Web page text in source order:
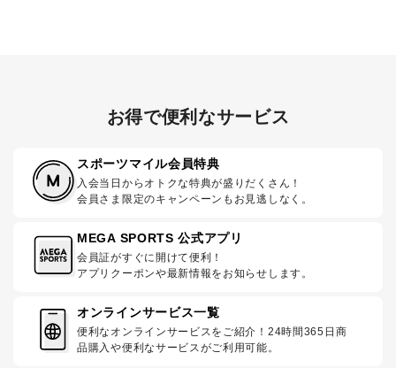
お得で便利なサービス
スポーツマイル会員特典
入会当日からオトクな特典が盛りだくさん！
会員さま限定のキャンペーンもお見逃しなく。
MEGA SPORTS 公式アプリ
会員証がすぐに開けて便利！
アプリクーポンや最新情報をお知らせします。
オンラインサービス一覧
便利なオンラインサービスをご紹介！24時間365日商
品購入や便利なサービスがご利用可能。